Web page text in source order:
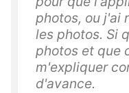
photos, ou j'ai
les photos. Si
photos et que
m'expliquer
d'avance.